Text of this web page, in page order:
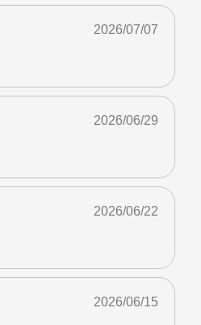
2026/07/07
2026/06/29
2026/06/22
2026/06/15